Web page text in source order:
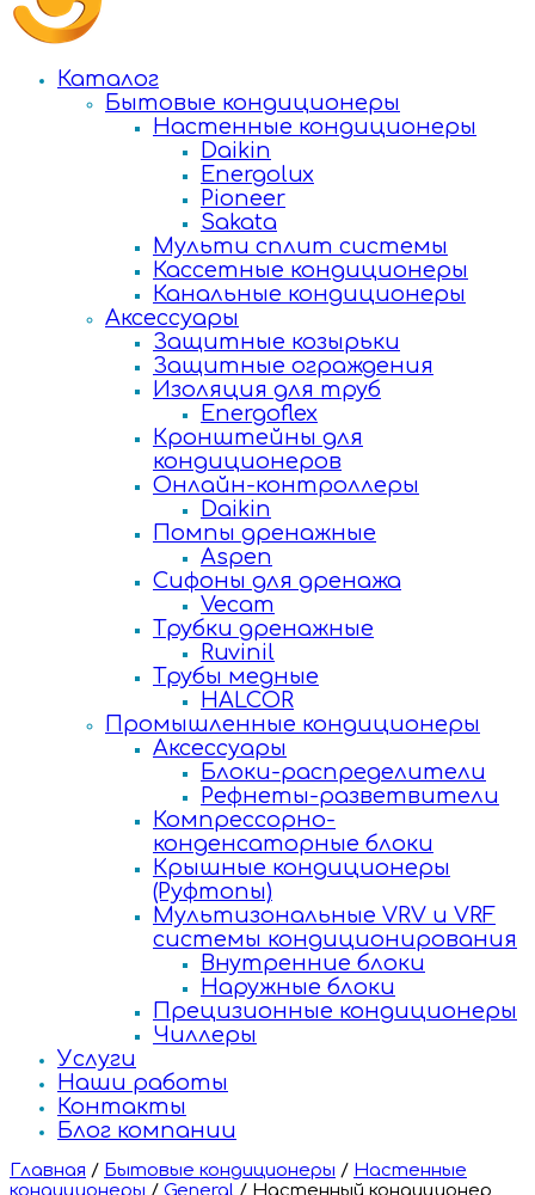
Каталог
Бытовые кондиционеры
Настенные кондиционеры
Daikin
Energolux
Pioneer
Sakata
Мульти сплит системы
Кассетные кондиционеры
Канальные кондиционеры
Аксессуары
Защитные козырьки
Защитные ограждения
Изоляция для труб
Energoflex
Кронштейны для
кондиционеров
Онлайн-контроллеры
Daikin
Помпы дренажные
Aspen
Сифоны для дренажа
Vecam
Трубки дренажные
Ruvinil
Трубы медные
HALCOR
Промышленные кондиционеры
Аксессуары
Блоки-распределители
Рефнеты-разветвители
Компрессорно-
конденсаторные блоки
Крышные кондиционеры
(Руфтопы)
Мультизональные VRV и VRF
системы кондиционирования
Внутренние блоки
Наружные блоки
Прецизионные кондиционеры
Чиллеры
Услуги
Наши работы
Контакты
Блог компании
Главная / Бытовые кондиционеры / Настенные
кондиционеры / General / Настенный кондиционер